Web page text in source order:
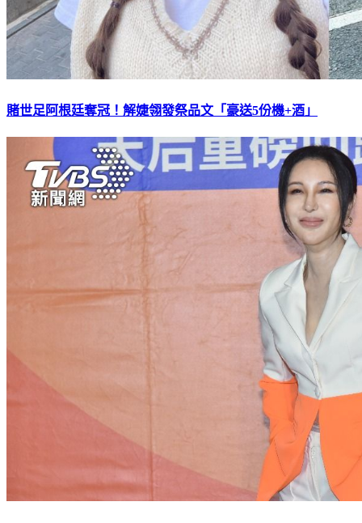
賭世足阿根廷奪冠！解婕翎發祭品文「豪送5份機+酒」